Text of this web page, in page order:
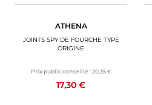
ATHENA
JOINTS SPY DE FOURCHE TYPE
ORIGINE
Prix public conseillé : 20,35 €
17,30 €